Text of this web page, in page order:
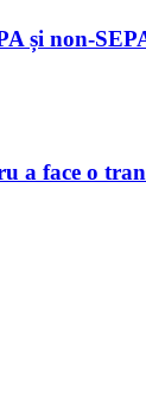
și non-
a face o